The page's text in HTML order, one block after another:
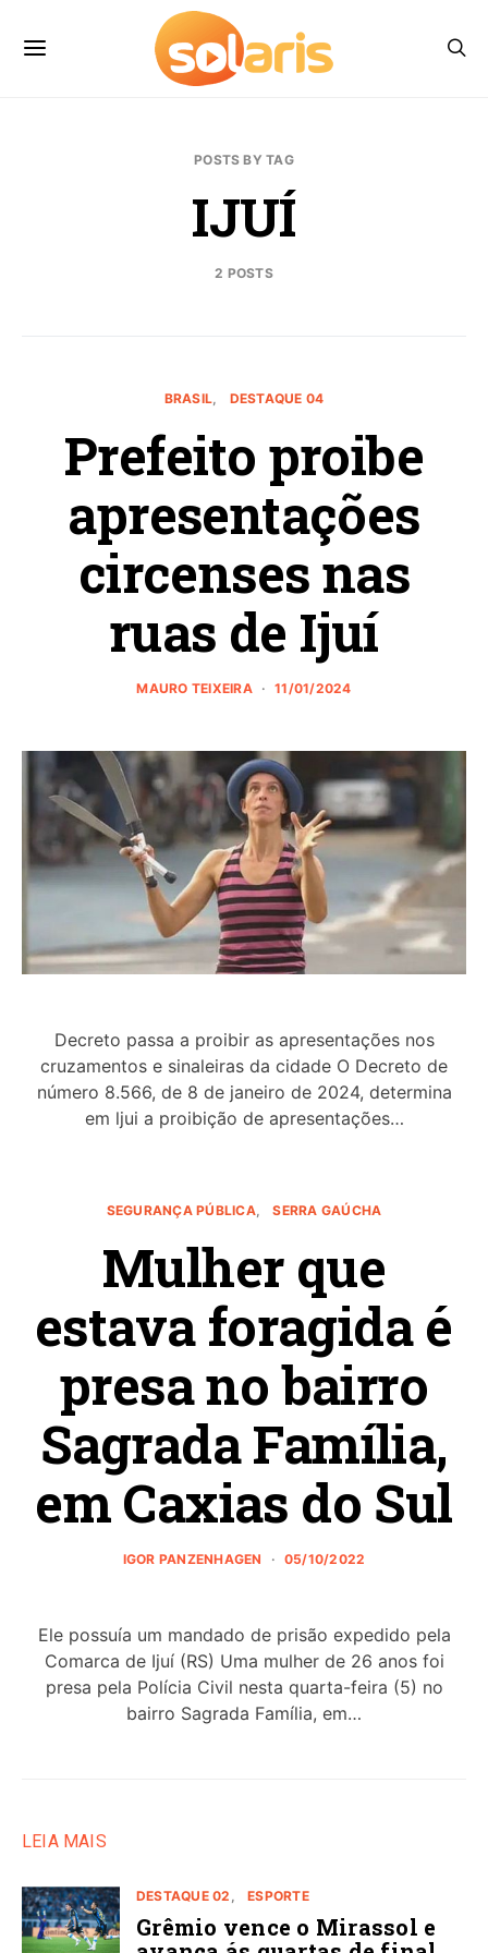
POSTS BY TAG
IJUÍ
2 POSTS
BRASIL DESTAQUE 04
Prefeito proibe
apresentações
circenses nas
ruas de Ijuí
MAURO TEIXEIRA 11/01/2024
Decreto passa a proibir as apresentações nos
cruzamentos e sinaleiras da cidade O Decreto de
número 8.566, de 8 de janeiro de 2024, determina
em ljui a proibição de apresentações…
SEGURANÇA PÚBLICA SERRA GAÚCHA
Mulher que
estava foragida é
presa no bairro
Sagrada Família,
em Caxias do Sul
IGOR PANZENHAGEN 05/10/2022
Ele possuía um mandado de prisão expedido pela
Comarca de Ijuí (RS) Uma mulher de 26 anos foi
presa pela Polícia Civil nesta quarta-feira (5) no
bairro Sagrada Família, em…
LEIA MAIS
DESTAQUE 02 ESPORTE
Grêmio vence o Mirassol e